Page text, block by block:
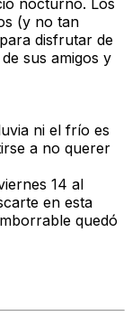
nocturno. Los
(y no tan
disfrutar de
sus amigos y
ni el frío es
a no querer
14 al
en esta
quedó